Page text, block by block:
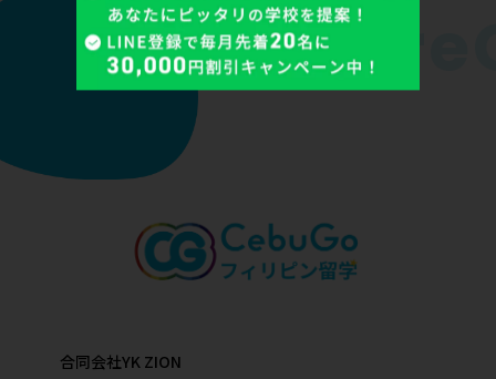
合同会社YK ZION